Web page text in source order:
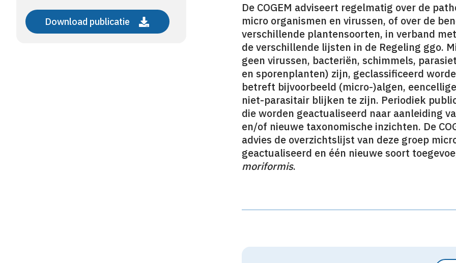
Download publicatie
De COGEM adviseert regelmatig over de
micro organismen en virussen, of over de
verschillende plantensoorten, in verband
de verschillende lijsten in de Regeling ggo.
geen virussen, bacteriën, schimmels,
en sporenplanten) zijn, geclassificeerd
betreft bijvoorbeeld (micro-)algen,
niet-parasitair blijken te zijn. Periodiek
die worden geactualiseerd naar aanleiding
en/of nieuwe taxonomische inzichten. De
advies de overzichtslijst van deze groep
geactualiseerd en één nieuwe soort
moriformis.